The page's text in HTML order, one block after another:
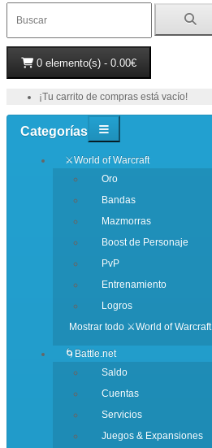
0 elemento(s) - 0.00€
¡Tu carrito de compras está vacío!
Categorías
⚔️World of Warcraft
Oro
Bandas
Mazmorras
Boost de Personaje
PvP
Entrenamiento
Logros
Mostrar todo ⚔️World of Warcraft
🌀Battle.net
Saldo
Cuentas
Servicios
Juegos & Expansiones